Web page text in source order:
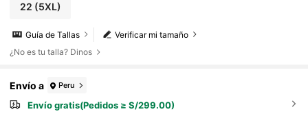
22 (5XL)
Verificar mi tamaño
Guía de Tallas
¿No es tu talla? Dinos
Envío a Peru
Envío gratis(Pedidos ≥ S/299.00)